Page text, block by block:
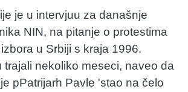
je u intervjuu za današnje
NIN, na pitanje o protestima
u Srbiji s kraja 1996.
trajali nekoliko meseci, naveo da
pPatrijarh Pavle 'stao na čelo